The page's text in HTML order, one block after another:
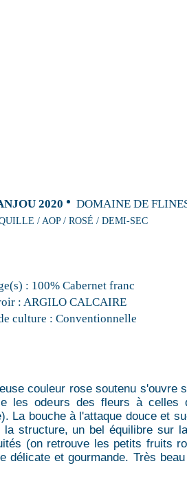
2020 DOMAINE DE
/ AOP / ROSÉ / DEMI-SEC
: 100% Cabernet franc
: ARGILO CALCAIRE
culture : Conventionnelle
couleur rose soutenu s'ouvre
les odeurs des fleurs à celles
La bouche à l'attaque douce et
la structure, un bel équilibre sur
(on retrouve les petits fruits
délicate et gourmande. Très